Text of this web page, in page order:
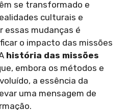
se transformado e
culturais e
essas mudanças é
o impacto das missões
história das missões
embora os métodos e
a essência da
uma mensagem de